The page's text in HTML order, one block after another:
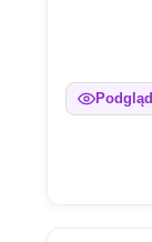
Podgląd